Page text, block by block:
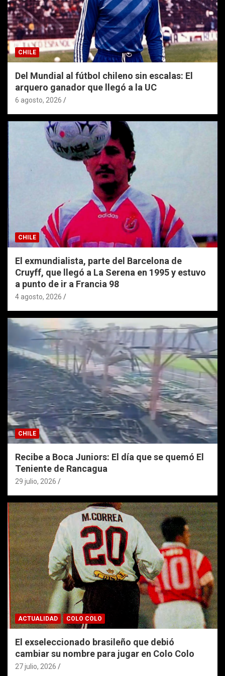
CHILE
Del Mundial al fútbol chileno sin escalas: El
arquero ganador que llegó a la UC
6 agosto, 2026
CHILE
El exmundialista, parte del Barcelona de
Cruyff, que llegó a La Serena en 1995 y estuvo
a punto de ir a Francia 98
4 agosto, 2026
CHILE
Recibe a Boca Juniors: El día que se quemó El
Teniente de Rancagua
29 julio, 2026
ACTUALIDAD COLO COLO
El exseleccionado brasileño que debió
cambiar su nombre para jugar en Colo Colo
27 julio, 2026